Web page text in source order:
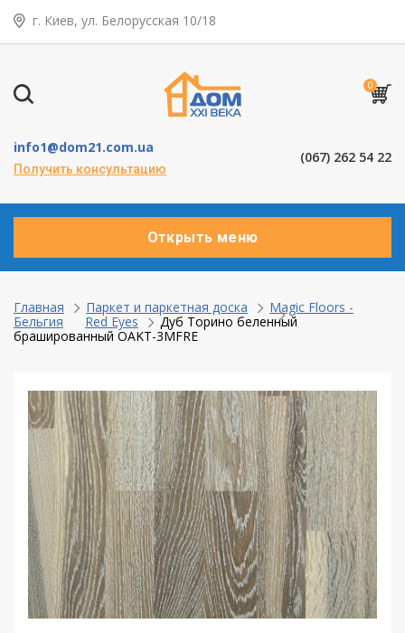
г. Киев, ул. Белорусская 10/18
(067) 262 54 22
info1@dom21.com.ua
Получить консультацию
0
Открыть меню
Главная Паркет и паркетная доска
Magic Floors -
Бельгия
Red Eyes
Дуб Торино беленный
брашированный OAKT-3MFRE
← Назад
Пластиковые окна
Алюминевые окна
Двери межкомнатные
Паркет и паркетная доска
Ламинат
Виниловое покрытие
Пробковый пол
Подоконники